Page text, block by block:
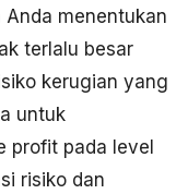
Anda menentukan
terlalu besar
kerugian yang
untuk
profit pada level
risiko dan